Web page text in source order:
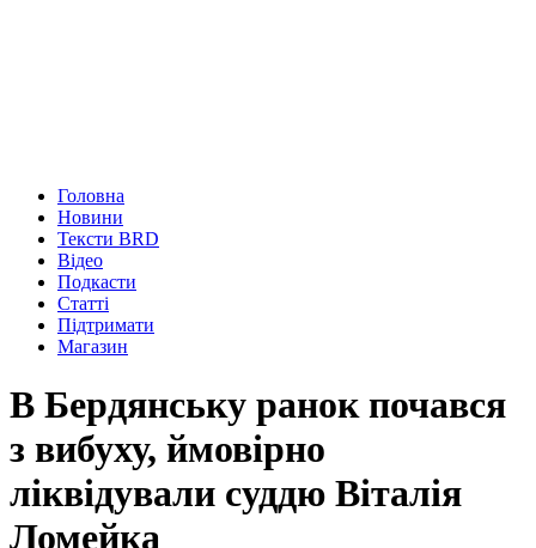
Головна
Новини
Тексти BRD
Відео
Подкасти
Статті
Підтримати
Магазин
В Бердянську ранок почався
з вибуху, ймовірно
ліквідували суддю Віталія
Ломейка